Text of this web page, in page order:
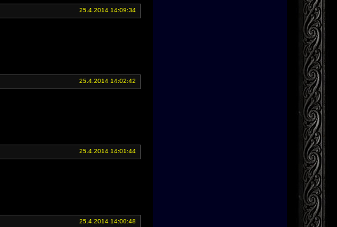
25.4.2014 14:09:34
25.4.2014 14:02:42
25.4.2014 14:01:44
25.4.2014 14:00:48